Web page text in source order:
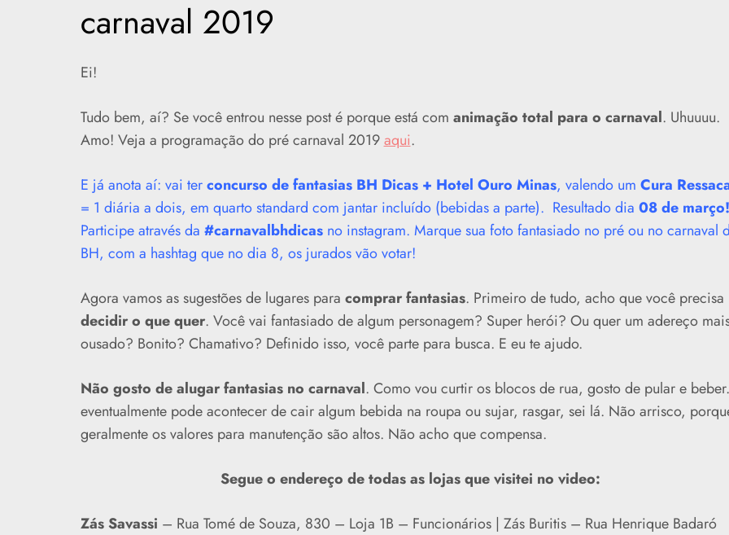
carnaval 2019
Ei!
Tudo bem, aí? Se você entrou nesse post é porque está com animação total para o carnaval. Uhuuuu.
Amo! Veja a programação do pré carnaval 2019aqui.
E já anota aí: vai terconcurso de fantasias BH Dicas + Hotel Ouro Minas, valendo um Cura
= 1 diária a dois, em quarto standard com jantar incluído (bebidas a parte). Resultado dia 08 de março!
Participe através da #carnavalbhdicasno instagram. Marque sua foto fantasiado no pré ou no carnaval
BH, com a hashtag que no dia 8, os jurados vão votar!
Agora vamos as sugestões de lugares para comprar fantasias. Primeiro de tudo, acho que você precisa
decidir o que quer. Você vai fantasiado de algum personagem? Super herói? Ou quer um adereço
ousado? Bonito? Chamativo? Definido isso, você parte para busca. E eu te ajudo.
Não gosto de alugar fantasias no carnaval. Como vou curtir os blocos de rua, gosto de pular e
eventualmente pode acontecer de cair algum bebida na roupa ou sujar, rasgar, sei lá. Não arrisco,
geralmente os valores para manutenção são altos. Não acho que compensa.
Segue o endereço de todas as lojas que visitei no video:
Zás Savassi – Rua Tomé de Souza, 830 – Loja 1B – Funcionários | Zás Buritis – Rua Henrique Badaró